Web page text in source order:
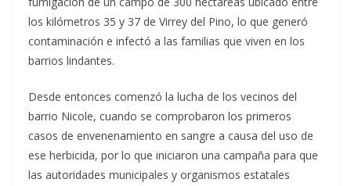
los kilómetros 35 y 37 de Virrey del Pino, lo que generó
contaminación e infectó a las familias que viven en los
barrios lindantes.
Desde entonces comenzó la lucha de los vecinos del
barrio Nicole, cuando se comprobaron los primeros
casos de envenenamiento en sangre a causa del uso de
ese herbicida, por lo que iniciaron una campaña para que
las autoridades municipales y organismos estatales